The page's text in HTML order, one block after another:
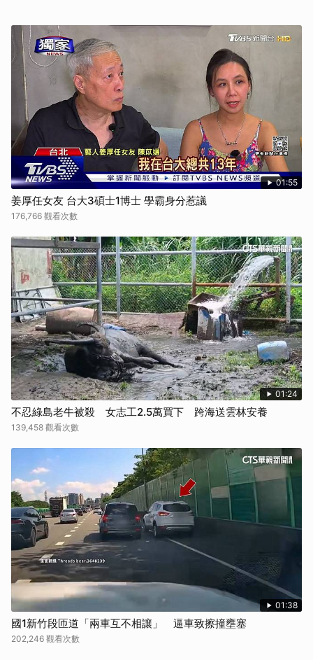
01:55
姜厚任女友 台大3碩士1博士 學霸身分惹議
176,766 觀看次數
01:24
不忍綠島老牛被殺 女志工2.5萬買下 跨海送雲林安養
139,458 觀看次數
01:38
國1新竹段匝道「兩車互不相讓」 逼車致擦撞壅塞
202,246 觀看次數